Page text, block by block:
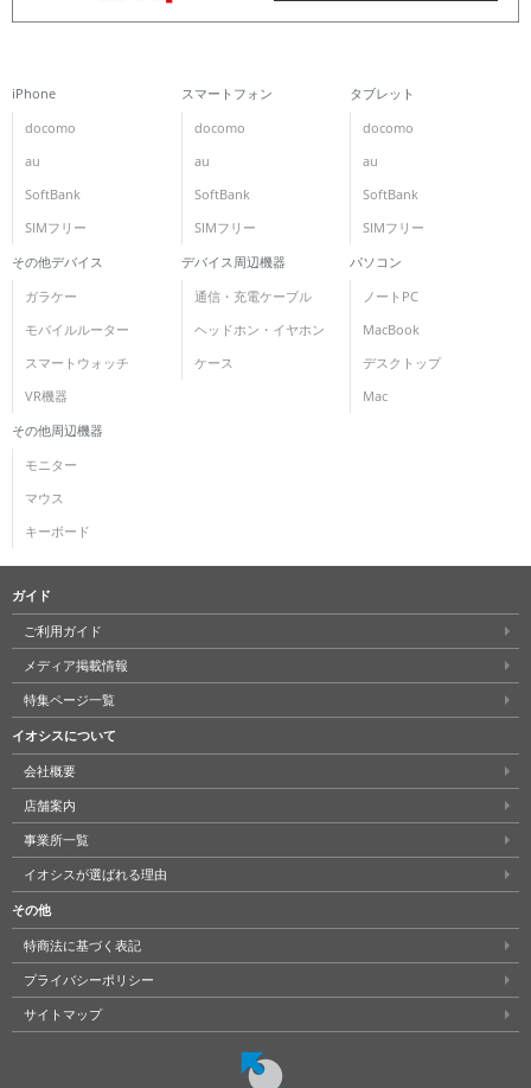
iPhone
docomo
au
SoftBank
SIMフリー
スマートフォン
docomo
au
SoftBank
SIMフリー
タブレット
docomo
au
SoftBank
SIMフリー
その他デバイス
ガラケー
モバイルルーター
スマートウォッチ
VR機器
デバイス周辺機器
通信・充電ケーブル
ヘッドホン・イヤホン
ケース
パソコン
ノートPC
MacBook
デスクトップ
Mac
その他周辺機器
モニター
マウス
キーボード
ガイド
ご利用ガイド
メディア掲載情報
特集ページ一覧
イオシスについて
会社概要
店舗案内
事業所一覧
イオシスが選ばれる理由
その他
特商法に基づく表記
プライバシーポリシー
サイトマップ